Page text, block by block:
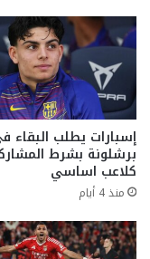
إسبارات يطلب البقاء
برشلونة بشرط
كلاعب اساسي
منذ 4 أيام